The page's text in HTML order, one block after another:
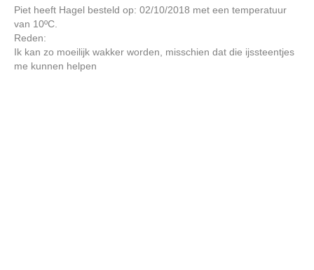
Piet heeft Hagel besteld op: 02/10/2018 met een temperatuur
van 10ºC.
Reden:
Ik kan zo moeilijk wakker worden, misschien dat die ijssteentjes
me kunnen helpen